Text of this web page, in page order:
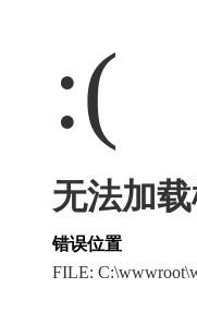
:(
无法加
错误位置
FILE: